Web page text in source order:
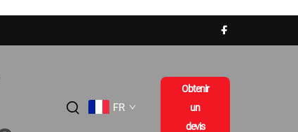
FR
Obtenir
un
devis